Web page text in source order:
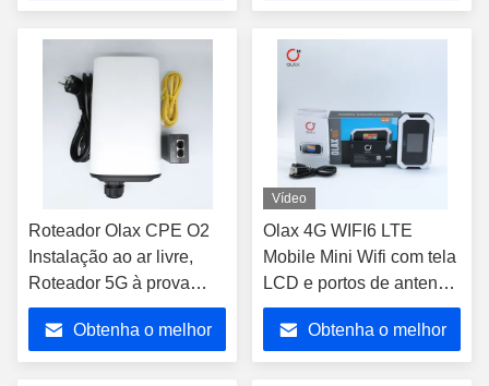
Iraque América Equador
sem fio CPE com cartão
SIM Modem sem fio
Roteador Olax CPE O2
Instalação ao ar livre,
Roteador 5G à prova
d'água Empresa ou uso
domésticoObtenha o melhor
Vídeo
Olax 4G WIFI6 LTE
Mobile Mini Wifi com tela
LCD e portos de antena
Escanear código QR
para conectar Wifi
Obtenha o melhor